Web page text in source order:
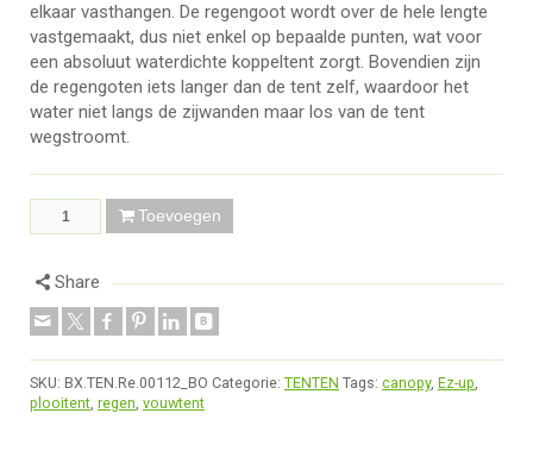
elkaar vasthangen. De regengoot wordt over de hele lengte
vastgemaakt, dus niet enkel op bepaalde punten, wat voor
een absoluut waterdichte koppeltent zorgt. Bovendien zijn
de regengoten iets langer dan de tent zelf, waardoor het
water niet langs de zijwanden maar los van de tent
wegstroomt.
Toevoegen
Share
SKU: BX.TEN.Re.00112_BO Categorie: TENTEN Tags: canopy, Ez-up,
plooitent, regen, vouwtent